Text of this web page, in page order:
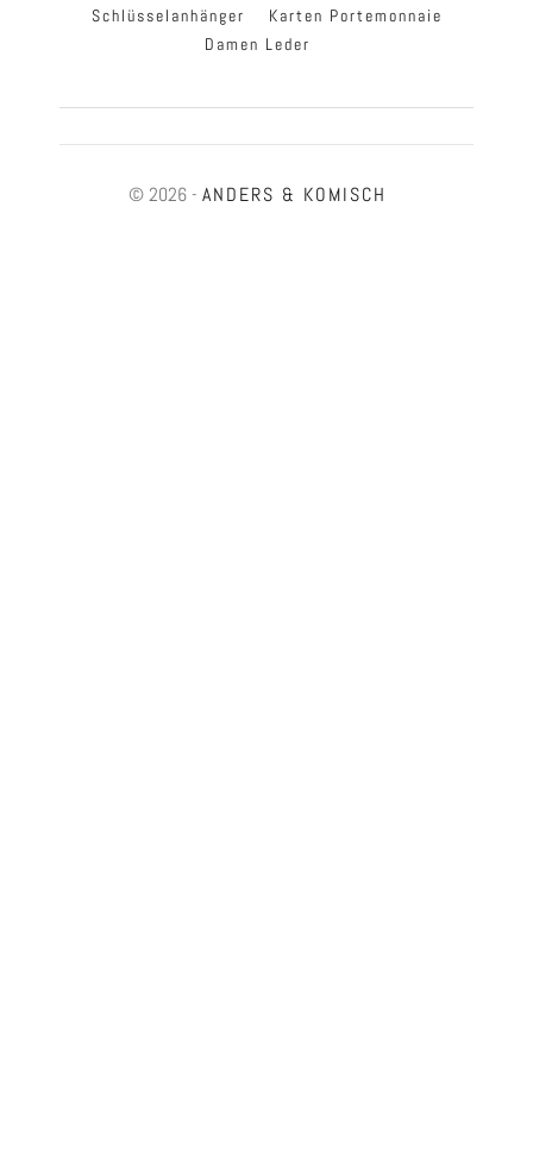
Schlüsselanhänger
Karten Portemonnaie
Damen Leder
© 2026 - ANDERS & KOMISCH